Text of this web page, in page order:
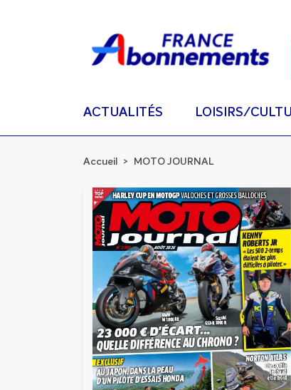
ACTUALITÉS LOISIRS/
Accueil MOTO JOURNAL